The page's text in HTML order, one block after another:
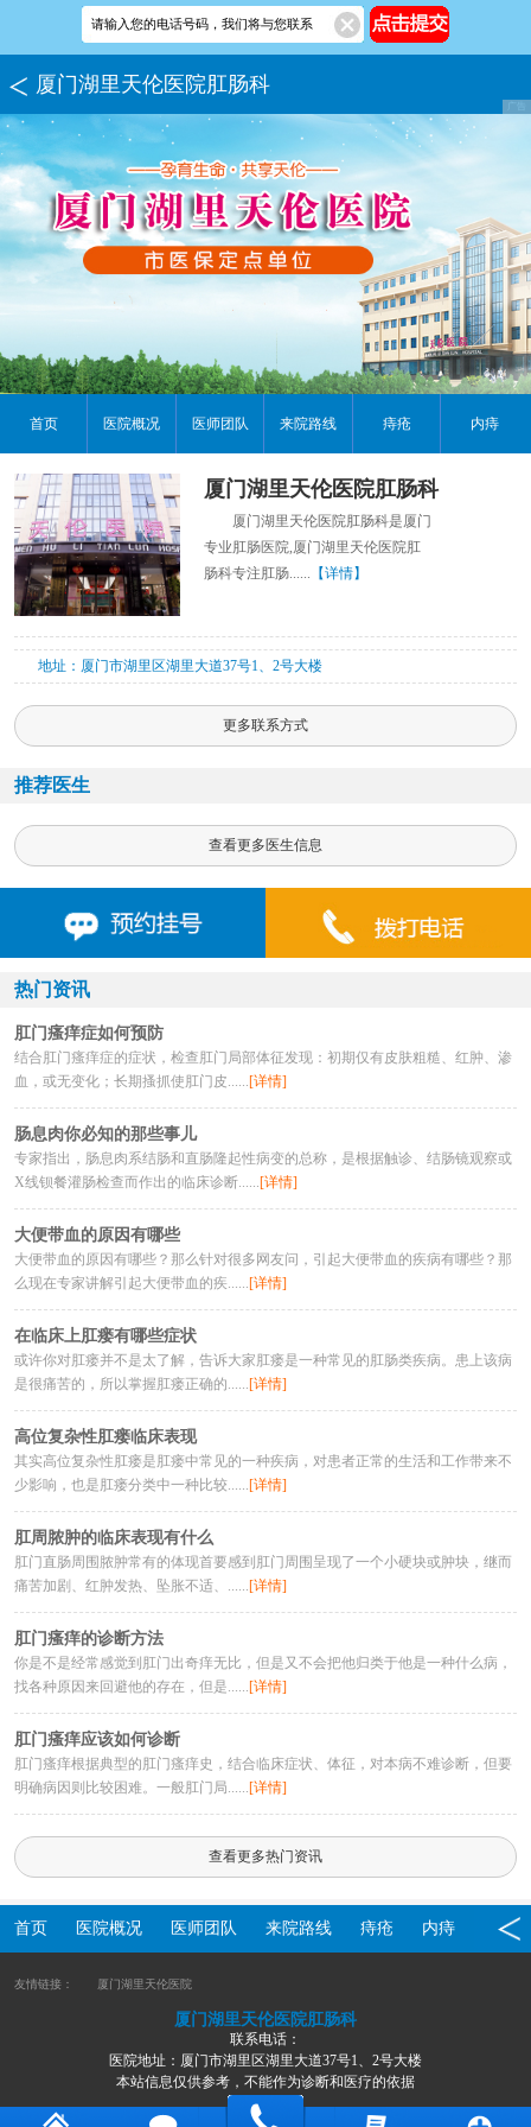
厦门湖里天伦医院肛肠科
首页 医院概况 医师团队 来院路线 痔疮 内痔
厦门湖里天伦医院肛肠科
厦门湖里天伦医院肛肠科是厦门
专业肛肠医院,厦门湖里天伦医院肛
肠科专注肛肠...... 【详情】
地址：厦门市湖里区湖里大道37号1、2号大楼
更多联系方式
推荐医生
查看更多医生信息
热门资讯
肛门瘙痒症如何预防
结合肛门瘙痒症的症状，检查肛门局部体征发现：初期仅有皮肤粗糙、红肿、渗
血，或无变化；长期搔抓使肛门皮......[详情]
肠息肉你必知的那些事儿
专家指出，肠息肉系结肠和直肠隆起性病变的总称，是根据触诊、结肠镜观察或
X线钡餐灌肠检查而作出的临床诊断......[详情]
大便带血的原因有哪些
大便带血的原因有哪些？那么针对很多网友问，引起大便带血的疾病有哪些？那
么现在专家讲解引起大便带血的疾......[详情]
在临床上肛瘘有哪些症状
或许你对肛瘘并不是太了解，告诉大家肛瘘是一种常见的肛肠类疾病。患上该病
是很痛苦的，所以掌握肛瘘正确的......[详情]
高位复杂性肛瘘临床表现
其实高位复杂性肛瘘是肛瘘中常见的一种疾病，对患者正常的生活和工作带来不
少影响，也是肛瘘分类中一种比较......[详情]
肛周脓肿的临床表现有什么
肛门直肠周围脓肿常有的体现首要感到肛门周围呈现了一个小硬块或肿块，继而
痛苦加剧、红肿发热、坠胀不适、......[详情]
肛门瘙痒的诊断方法
你是不是经常感觉到肛门出奇痒无比，但是又不会把他归类于他是一种什么病，
找各种原因来回避他的存在，但是......[详情]
肛门瘙痒应该如何诊断
肛门瘙痒根据典型的肛门瘙痒史，结合临床症状、体征，对本病不难诊断，但要
明确病因则比较困难。一般肛门局......[详情]
查看更多热门资讯
首页 医院概况 医师团队 来院路线 痔疮 内痔 外痔
友情链接： 厦门湖里天伦医院
厦门湖里天伦医院肛肠科
联系电话：
医院地址：厦门市湖里区湖里大道37号1、2号大楼
本站信息仅供参考，不能作为诊断和医疗的依据